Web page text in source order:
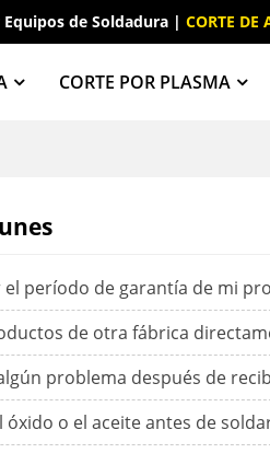
de Soldadura | CORTE DE
CORTE POR PLASMA
período de garantía de mi
de otra fábrica
problema después de
óxido o el aceite antes de